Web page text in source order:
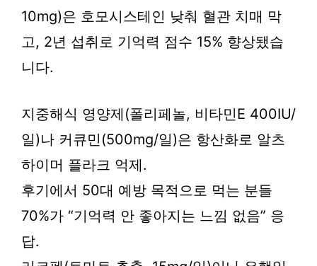
10mg)은 호모시스테인 낮춰 혈관 치매 막
고, 2년 섭취로 기억력 점수 15% 향상됐습
니다.
지중해식 영양제(폴리페놀, 비타민E 400IU/
일)나 커큐민(500mg/일)은 항산화로 알츠
하이머 플라크 억제.
후기에서 50대 예방 목적으로 먹는 분들
70%가 “기억력 안 좋아지는 느낌 없음” 응
답.